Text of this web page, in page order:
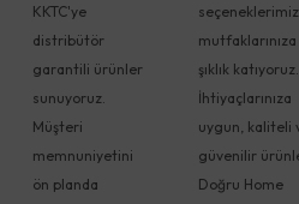
KKTC'ye
distribütör
garantili ürünler
sunuyoruz.
Müşteri
memnuniyetini
ön planda
mutfaklarınıza
şıklık katıyoruz.
İhtiyaçlarınıza
uygun, kaliteli
güvenilir
Doğru Home